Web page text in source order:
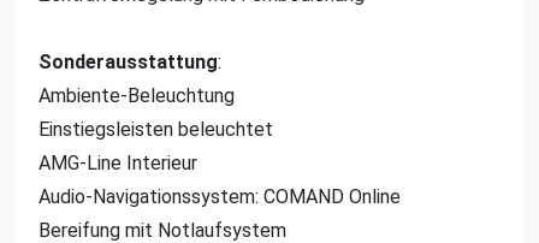
Sonderausstattung:
Ambiente-Beleuchtung
Einstiegsleisten beleuchtet
AMG-Line Interieur
Audio-Navigationssystem: COMAND Online
Bereifung mit Notlaufsystem